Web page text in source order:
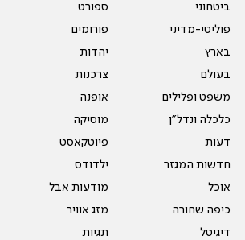
ביטחוני
פוליטי-מדיני
בארץ
בעולם
משפט ופלילים
כלכלה ונדל"ן
דעות
חדשות המגזר
אוכל
כיפה שחורה
דיגיטל
ספורט
פורומים
יהדות
צרכנות
אופנה
מוסיקה
פיוטקאסט
ילדודס
מודעות אבל
מזג אוויר
תגיות